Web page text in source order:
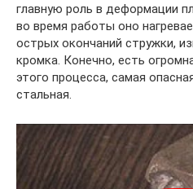
главную роль в деформации
во время работы оно
острых окончаний стружки,
кромка. Конечно, есть
этого процесса, самая
стальная.